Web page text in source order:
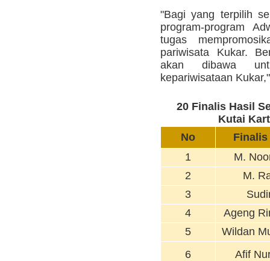
"Bagi yang terpilih
program-program
tugas
pariwisata Kukar.
akan dibawa
kepariwisataan
20 Finalis Hasil
Kutai
No
Finalis
1
M.
2
M.
3
4
Ageng
5
Wildan
6
Afif